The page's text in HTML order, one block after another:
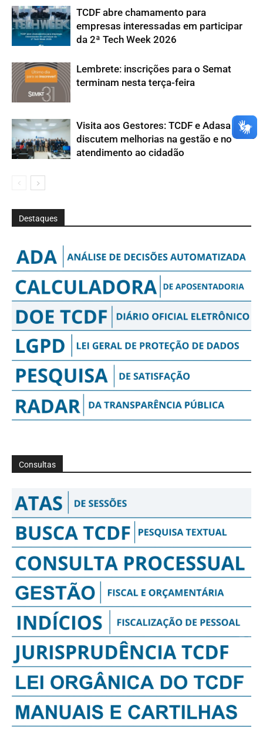
TCDF abre chamamento para
empresas interessadas em participar
da 2ª Tech Week 2026
Lembrete: inscrições para o Semat
terminam nesta terça-feira
Visita aos Gestores: TCDF e Adasa
discutem melhorias na gestão e no
atendimento ao cidadão
Destaques
Consultas